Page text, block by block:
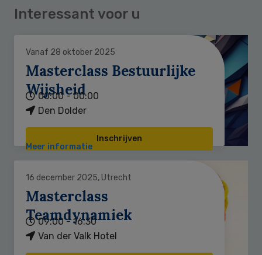
Interessant voor u
Vanaf 28 oktober 2025
Masterclass Bestuurlijke
Wijsheid
00:00 - 00:00
Den Dolder
Inschrijven
Meer informatie
16 december 2025, Utrecht
Masterclass
Teamdynamiek
09:00 - 16:30
Van der Valk Hotel